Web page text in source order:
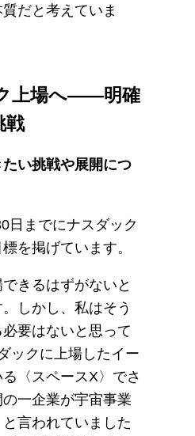
だと考えていま
上場へ――明確
戦
い挑戦や展開につ
日までにナスダック
を掲げています。
きるはずがないと
しかし、私はそう
要はないと思って
ックに上場したイー
〈スペースX〉でさ
一企業が宇宙事業
言われていました